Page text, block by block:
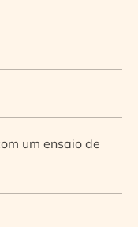
um ensaio de